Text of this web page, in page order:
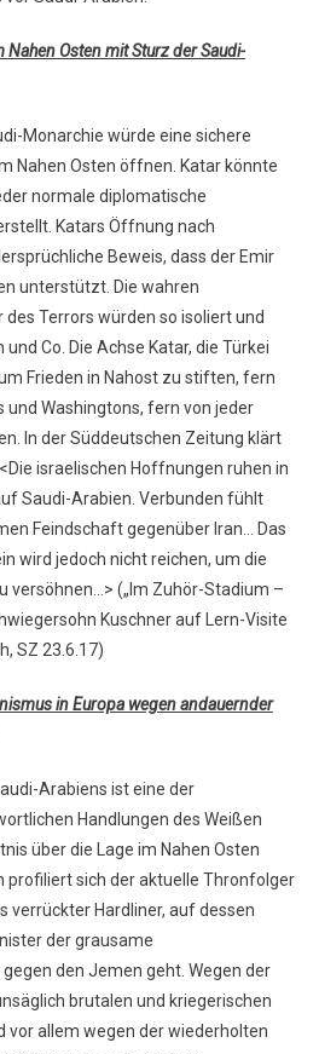
Osten mit Sturz der Saudi-
Monarchie würde eine sichere
Nahen Osten öffnen. Katar könnte
normale diplomatische
Katars Öffnung nach
Beweis, dass der Emir
unterstützt. Die wahren
Terrors würden so isoliert und
Co. Die Achse Katar, die Türkei
Frieden in Nahost zu stiften, fern
und Washingtons, fern von jeder
In der Süddeutschen Zeitung klärt
israelischen Hoffnungen ruhen in
Saudi-Arabien. Verbunden fühlt
Feindschaft gegenüber Iran… Das
wird jedoch nicht reichen, um die
versöhnen…> („Im Zuhör-Stadium –
Kuschner auf Lern-Visite
SZ 23.6.17)
in Europa wegen andauernder
Arabiens ist eine der
Handlungen des Weißen
über die Lage im Nahen Osten
profiliert sich der aktuelle Thronfolger
verrückter Hardliner, auf dessen
der grausame
den Jemen geht. Wegen der
brutalen und kriegerischen
vor allem wegen der wiederholten